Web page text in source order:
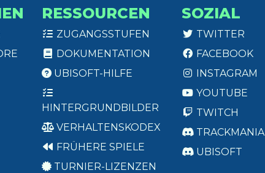
RESSOURCEN
ZUGANGSSTUFEN
DOKUMENTATION
UBISOFT-HILFE
HINTERGRUNDBILDER
VERHALTENSKODEX
FRÜHERE SPIELE
TURNIER-LIZENZEN
SOZIAL
TWITTER
FACEBOOK
INSTAGRAM
YOUTUBE
TWITCH
TRACKMANIA
UBISOFT